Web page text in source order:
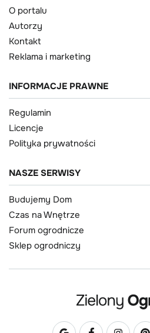
O portalu
Autorzy
Kontakt
Reklama i marketing
INFORMACJE PRAWNE
Regulamin
Licencje
Polityka prywatności
NASZE SERWISY
Budujemy Dom
Czas na Wnętrze
Forum ogrodnicze
Sklep ogrodniczy